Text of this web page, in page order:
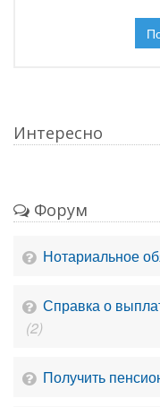
Интересно
Форум
Нотариальное
Справка о
(2)
Получить